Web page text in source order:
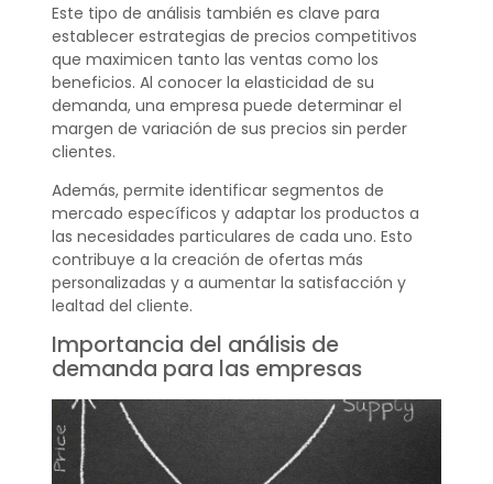
Este tipo de análisis también es clave para
establecer estrategias de precios competitivos
que maximicen tanto las ventas como los
beneficios. Al conocer la elasticidad de su
demanda, una empresa puede determinar el
margen de variación de sus precios sin perder
clientes.
Además, permite identificar segmentos de
mercado específicos y adaptar los productos a
las necesidades particulares de cada uno. Esto
contribuye a la creación de ofertas más
personalizadas y a aumentar la satisfacción y
lealtad del cliente.
Importancia del análisis de
demanda para las empresas